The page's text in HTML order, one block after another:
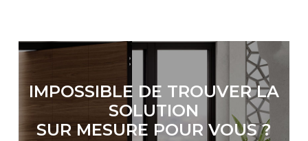
IMPOSSIBLE DE TROUVER LA
SOLUTION
SUR MESURE POUR VOUS ?